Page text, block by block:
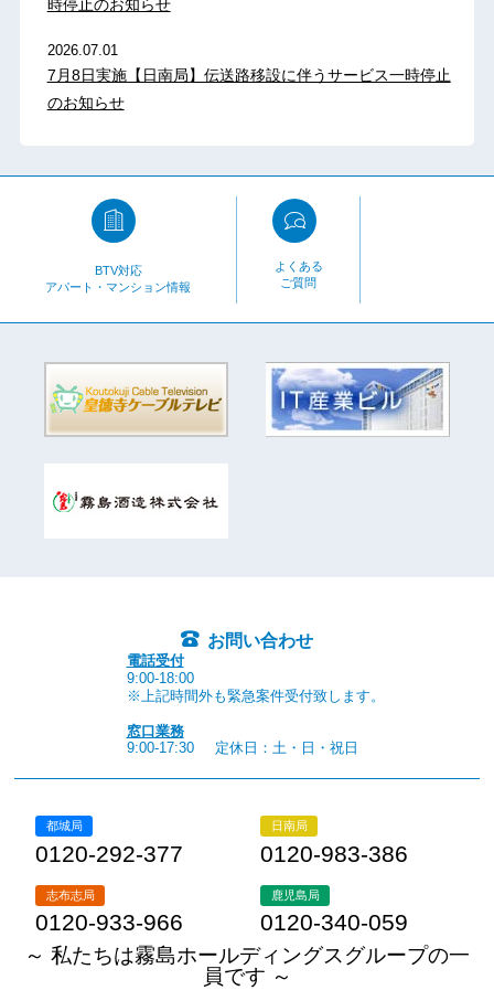
時停止のお知らせ
2026.07.01
7月8日実施【日南局】伝送路移設に伴うサービス一時停止
のお知らせ
BTV対応
アパート・マンション情報
よくある
ご質問
お問い合わせ
電話受付
9:00-18:00
※上記時間外も緊急案件受付致します。
窓口業務
9:00-17:30
定休日：土・日・祝日
都城局
0120-292-377
日南局
0120-983-386
志布志局
0120-933-966
鹿児島局
0120-340-059
～ 私たちは霧島ホールディングスグループの一
員です ～